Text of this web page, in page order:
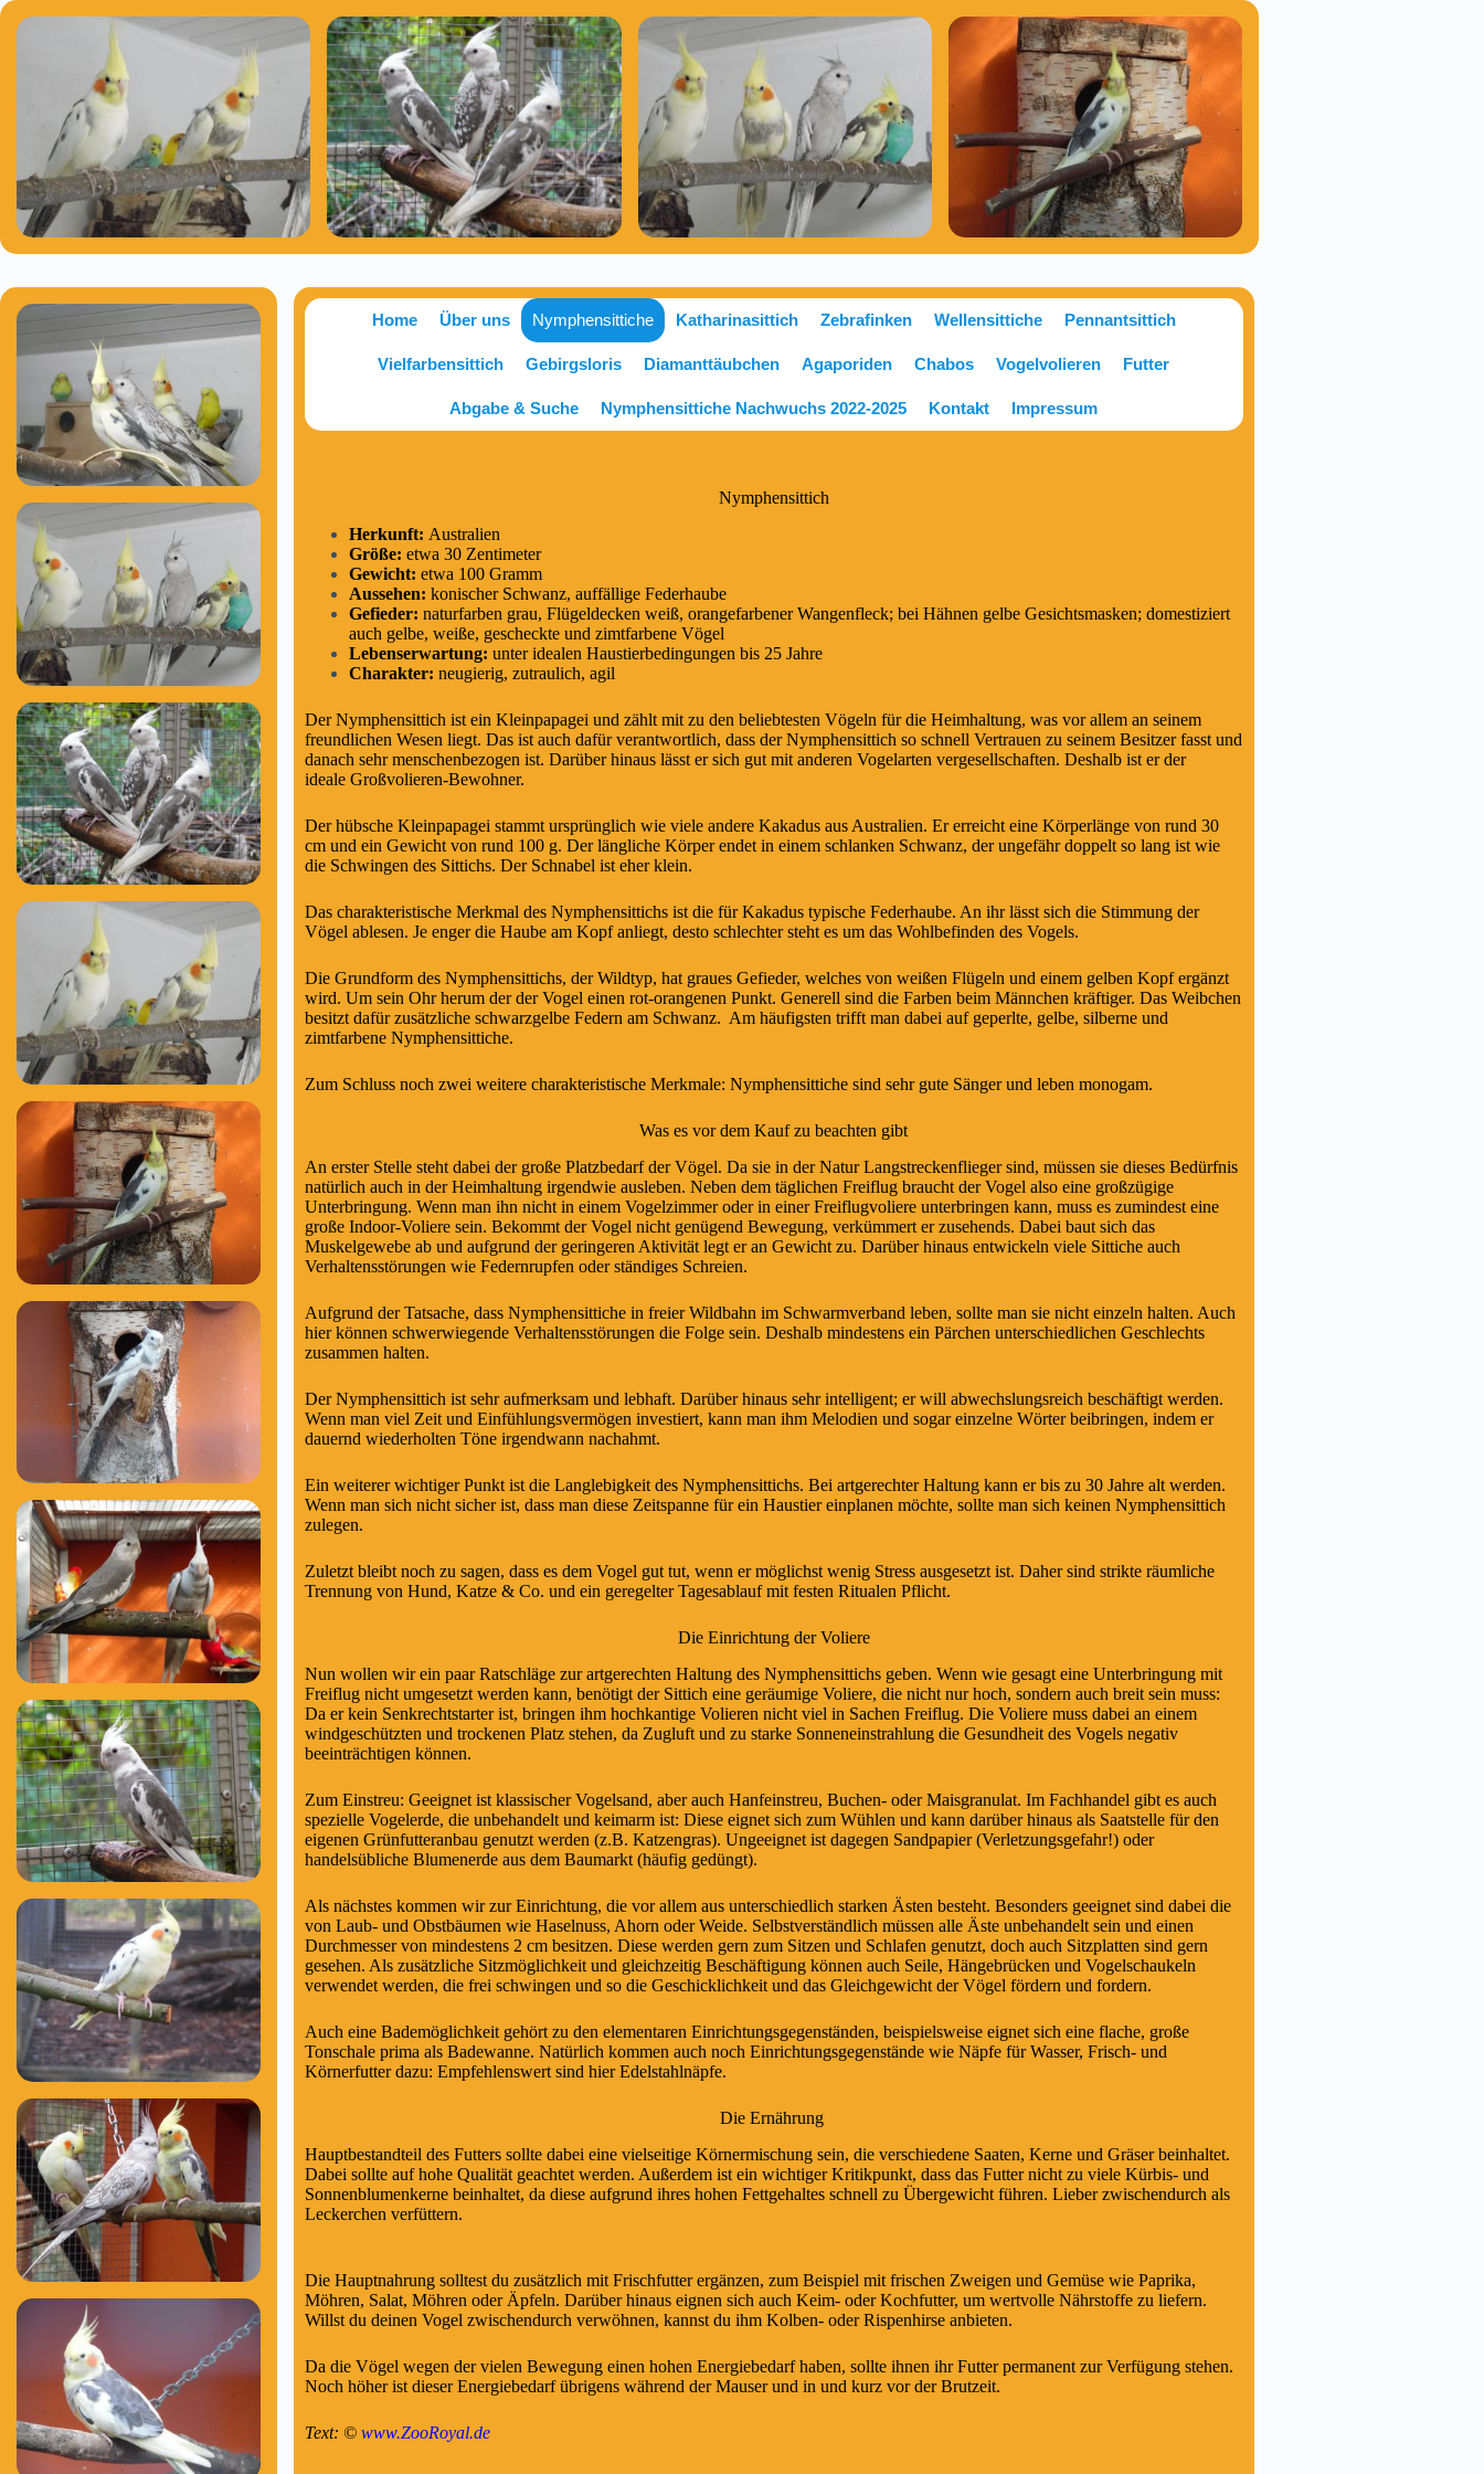
Home Über uns Nymphensittiche Katharinasittich Zebrafinken Wellensittiche Pennantsittich
Vielfarbensittich Gebirgsloris Diamanttäubchen Agaporiden Chabos Vogelvolieren Futter
Abgabe & Suche Nymphensittiche Nachwuchs 2022-2025 Kontakt Impressum
Nymphensittich
Herkunft: Australien
Größe: etwa 30 Zentimeter
Gewicht: etwa 100 Gramm
Aussehen: konischer Schwanz, auffällige Federhaube
Gefieder: naturfarben grau, Flügeldecken weiß, orangefarbener Wangenfleck; bei Hähnen gelbe Gesichtsmasken; domestiziert
auch gelbe, weiße, gescheckte und zimtfarbene Vögel
Lebenserwartung: unter idealen Haustierbedingungen bis 25 Jahre
Charakter: neugierig, zutraulich, agil
Der Nymphensittich ist ein Kleinpapagei und zählt mit zu den beliebtesten Vögeln für die Heimhaltung, was vor allem an seinem
freundlichen Wesen liegt. Das ist auch dafür verantwortlich, dass der Nymphensittich so schnell Vertrauen zu seinem Besitzer fasst und
danach sehr menschenbezogen ist. Darüber hinaus lässt er sich gut mit anderen Vogelarten vergesellschaften. Deshalb ist er der
ideale Großvolieren-Bewohner.
Der hübsche Kleinpapagei stammt ursprünglich wie viele andere Kakadus aus Australien. Er erreicht eine Körperlänge von rund 30
cm und ein Gewicht von rund 100 g. Der längliche Körper endet in einem schlanken Schwanz, der ungefähr doppelt so lang ist wie
die Schwingen des Sittichs. Der Schnabel ist eher klein.
Das charakteristische Merkmal des Nymphensittichs ist die für Kakadus typische Federhaube. An ihr lässt sich die Stimmung der
Vögel ablesen. Je enger die Haube am Kopf anliegt, desto schlechter steht es um das Wohlbefinden des Vogels.
Die Grundform des Nymphensittichs, der Wildtyp, hat graues Gefieder, welches von weißen Flügeln und einem gelben Kopf ergänzt
wird. Um sein Ohr herum der der Vogel einen rot-orangenen Punkt. Generell sind die Farben beim Männchen kräftiger. Das Weibchen
besitzt dafür zusätzliche schwarzgelbe Federn am Schwanz. Am häufigsten trifft man dabei auf geperlte, gelbe, silberne und
zimtfarbene Nymphensittiche.
Zum Schluss noch zwei weitere charakteristische Merkmale: Nymphensittiche sind sehr gute Sänger und leben monogam.
Was es vor dem Kauf zu beachten gibt
An erster Stelle steht dabei der große Platzbedarf der Vögel. Da sie in der Natur Langstreckenflieger sind, müssen sie dieses Bedürfnis
natürlich auch in der Heimhaltung irgendwie ausleben. Neben dem täglichen Freiflug braucht der Vogel also eine großzügige
Unterbringung. Wenn man ihn nicht in einem Vogelzimmer oder in einer Freiflugvoliere unterbringen kann, muss es zumindest eine
große Indoor-Voliere sein. Bekommt der Vogel nicht genügend Bewegung, verkümmert er zusehends. Dabei baut sich das
Muskelgewebe ab und aufgrund der geringeren Aktivität legt er an Gewicht zu. Darüber hinaus entwickeln viele Sittiche auch
Verhaltensstörungen wie Federnrupfen oder ständiges Schreien.
Aufgrund der Tatsache, dass Nymphensittiche in freier Wildbahn im Schwarmverband leben, sollte man sie nicht einzeln halten. Auch
hier können schwerwiegende Verhaltensstörungen die Folge sein. Deshalb mindestens ein Pärchen unterschiedlichen Geschlechts
zusammen halten.
Der Nymphensittich ist sehr aufmerksam und lebhaft. Darüber hinaus sehr intelligent; er will abwechslungsreich beschäftigt werden.
Wenn man viel Zeit und Einfühlungsvermögen investiert, kann man ihm Melodien und sogar einzelne Wörter beibringen, indem er
dauernd wiederholten Töne irgendwann nachahmt.
Ein weiterer wichtiger Punkt ist die Langlebigkeit des Nymphensittichs. Bei artgerechter Haltung kann er bis zu 30 Jahre alt werden.
Wenn man sich nicht sicher ist, dass man diese Zeitspanne für ein Haustier einplanen möchte, sollte man sich keinen Nymphensittich
zulegen.
Zuletzt bleibt noch zu sagen, dass es dem Vogel gut tut, wenn er möglichst wenig Stress ausgesetzt ist. Daher sind strikte räumliche
Trennung von Hund, Katze & Co. und ein geregelter Tagesablauf mit festen Ritualen Pflicht.
Die Einrichtung der Voliere
Nun wollen wir ein paar Ratschläge zur artgerechten Haltung des Nymphensittichs geben. Wenn wie gesagt eine Unterbringung mit
Freiflug nicht umgesetzt werden kann, benötigt der Sittich eine geräumige Voliere, die nicht nur hoch, sondern auch breit sein muss:
Da er kein Senkrechtstarter ist, bringen ihm hochkantige Volieren nicht viel in Sachen Freiflug. Die Voliere muss dabei an einem
windgeschützten und trockenen Platz stehen, da Zugluft und zu starke Sonneneinstrahlung die Gesundheit des Vogels negativ
beeinträchtigen können.
Zum Einstreu: Geeignet ist klassischer Vogelsand, aber auch Hanfeinstreu, Buchen- oder Maisgranulat. Im Fachhandel gibt es auch
spezielle Vogelerde, die unbehandelt und keimarm ist: Diese eignet sich zum Wühlen und kann darüber hinaus als Saatstelle für den
eigenen Grünfutteranbau genutzt werden (z.B. Katzengras). Ungeeignet ist dagegen Sandpapier (Verletzungsgefahr!) oder
handelsübliche Blumenerde aus dem Baumarkt (häufig gedüngt).
Als nächstes kommen wir zurEinrichtung, die vor allem aus unterschiedlich starken Ästen besteht. Besonders geeignet sind dabei die
von Laub- und Obstbäumen wie Haselnuss, Ahorn oder Weide. Selbstverständlich müssen alle Äste unbehandelt sein und einen
Durchmesser von mindestens 2 cm besitzen. Diese werden gern zum Sitzen und Schlafen genutzt, doch auch Sitzplatten sind gern
gesehen. Als zusätzliche Sitzmöglichkeit und gleichzeitig Beschäftigung können auch Seile, Hängebrücken und Vogelschaukeln
verwendet werden, die frei schwingen und so die Geschicklichkeit und das Gleichgewicht der Vögel fördern und fordern.
Auch eine Bademöglichkeit gehört zu den elementaren Einrichtungsgegenständen, beispielsweise eignet sich eine flache, große
Tonschale prima als Badewanne. Natürlich kommen auch noch Einrichtungsgegenstände wie Näpfe für Wasser, Frisch- und
Körnerfutter dazu: Empfehlenswert sind hier Edelstahlnäpfe.
Die Ernährung
Hauptbestandteil des Futters sollte dabei eine vielseitige Körnermischung sein, die verschiedene Saaten, Kerne und Gräser beinhaltet.
Dabei sollte auf hohe Qualität geachtet werden. Außerdem ist ein wichtiger Kritikpunkt, dass das Futter nicht zu viele Kürbis- und
Sonnenblumenkerne beinhaltet, da diese aufgrund ihres hohen Fettgehaltes schnell zu Übergewicht führen. Lieber zwischendurch als
Leckerchen verfüttern.
Die Hauptnahrung solltest du zusätzlich mit Frischfutter ergänzen, zum Beispiel mit frischen Zweigen und Gemüse wie Paprika,
Möhren, Salat, Möhren oder Äpfeln. Darüber hinaus eignen sich auch Keim- oder Kochfutter, um wertvolle Nährstoffe zu liefern.
Willst du deinen Vogel zwischendurch verwöhnen, kannst du ihm Kolben- oder Rispenhirse anbieten.
Da die Vögel wegen der vielen Bewegung einen hohen Energiebedarf haben, sollte ihnen ihr Futter permanent zur Verfügung stehen.
Noch höher ist dieser Energiebedarf übrigens während der Mauser und in und kurz vor der Brutzeit.
Text: © www.ZooRoyal.de